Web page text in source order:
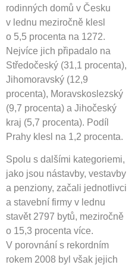
rodinných domů v Česku
v lednu meziročně klesl
o 5,5 procenta na 1272.
Nejvíce jich připadalo na
Středočeský (31,1 procenta),
Jihomoravský (12,9
procenta), Moravskoslezský
(9,7 procenta) a Jihočeský
kraj (5,7 procenta). Podíl
Prahy klesl na 1,2 procenta.
Spolu s dalšími kategoriemi,
jako jsou nástavby, vestavby
a penziony, začali jednotlivci
a stavební firmy v lednu
stavět 2797 bytů, meziročně
o 15,3 procenta více.
V porovnání s rekordním
rokem 2008 byl však jejich